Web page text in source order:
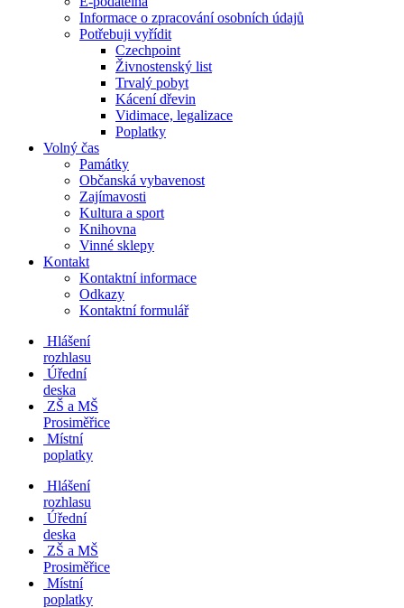
Informace o zpracování osobních údajů
Potřebuji vyřídit
Czechpoint
Živnostenský list
Trvalý pobyt
Kácení dřevin
Vidimace, legalizace
Poplatky
Volný čas
Památky
Občanská vybavenost
Zajímavosti
Kultura a sport
Knihovna
Vinné sklepy
Kontakt
Kontaktní informace
Odkazy
Kontaktní formulář
Hlášení
rozhlasu
Úřední
deska
ZŠ a MŠ
Prosiměřice
Místní
poplatky
Hlášení
rozhlasu
Úřední
deska
ZŠ a MŠ
Prosiměřice
Místní
poplatky